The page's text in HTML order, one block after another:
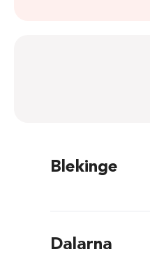
Blekinge
Dalarna